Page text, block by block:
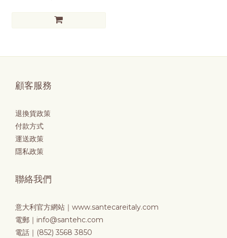
顧客服務
退換貨政策
付款方式
運送政策
隱私政策
聯絡我們
意大利官方網站｜ www.santecareitaly.com
電郵｜info@santehc.com
電話｜(852) 3568 3850